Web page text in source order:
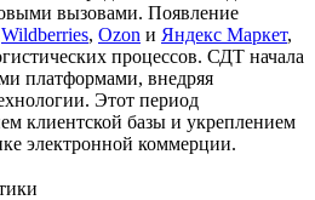
вызовами. Появление
Wildberries, Ozon и Яндекс Маркет,
процессов. СДТ начала
платформами, внедряя
Этот период
клиентской базы и укреплением
электронной коммерции.